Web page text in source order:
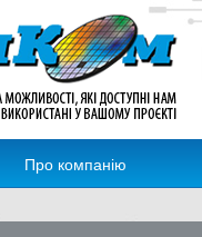
Про компанію